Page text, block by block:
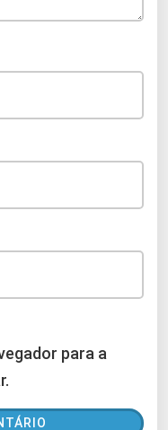
para a